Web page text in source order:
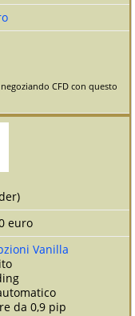
CFD con questo
euro
Vanilla
da 0,9 pip